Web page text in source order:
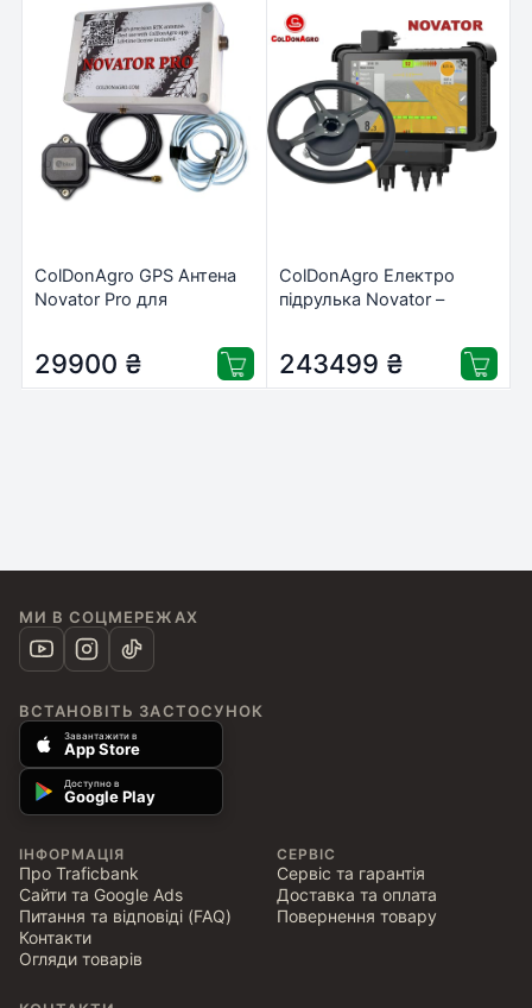
ColDonAgro GPS Антена
Novator Pro для
29900 ₴
ColDonAgro Електро
підрулька Novator –
243499 ₴
МИ В СОЦМЕРЕЖАХ
ВСТАНОВІТЬ ЗАСТОСУНОК
Завантажити в
App Store
Доступно в
Google Play
ІНФОРМАЦІЯ
Про Traficbank
Сайти та Google Ads
Питання та відповіді (FAQ)
Контакти
Огляди товарів
СЕРВІС
Сервіс та гарантія
Доставка та оплата
Повернення товару